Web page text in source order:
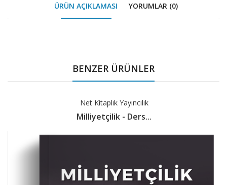
ÜRÜN AÇIKLAMASI YORUMLAR (0)
BENZER ÜRÜNLER
Net Kitaplık Yayıncılık
Milliyetçilik - Ders...